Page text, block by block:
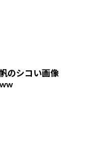
のシコい画像